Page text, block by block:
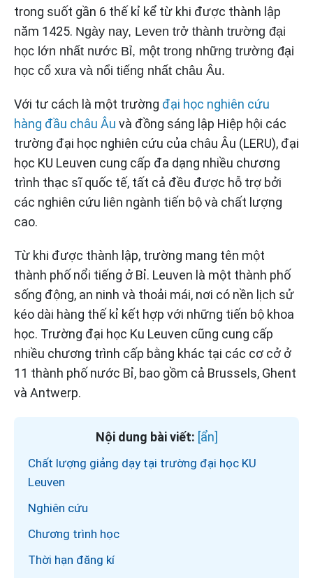
trong suốt gần 6 thế kỉ kể từ khi được thành lập
năm 1425. Ngày nay, Leven trở thành trường đại
học lớn nhất nước Bỉ, một trong những trường đại
học cổ xưa và nổi tiếng nhất châu Âu.
Với tư cách là một trường đại học nghiên cứu
hàng đầu châu Âu và đồng sáng lập Hiệp hội các
trường đại học nghiên cứu của châu Âu (LERU), đại
học KU Leuven cung cấp đa dạng nhiều chương
trình thạc sĩ quốc tế, tất cả đều được hỗ trợ bởi
các nghiên cứu liên ngành tiến bộ và chất lượng
cao.
Từ khi được thành lập, trường mang tên một
thành phố nổi tiếng ở Bỉ. Leuven là một thành phố
sống động, an ninh và thoải mái, nơi có nền lịch sử
kéo dài hàng thế kỉ kết hợp với những tiến bộ khoa
học. Trường đại học Ku Leuven cũng cung cấp
nhiều chương trình cấp bằng khác tại các cơ cở ở
11 thành phố nước Bỉ, bao gồm cả Brussels, Ghent
và Antwerp.
Nội dung bài viết:
Chất lượng giảng dạy tại trường đại học KU
Leuven
Nghiên cứu
Chương trình học
Thời hạn đăng kí